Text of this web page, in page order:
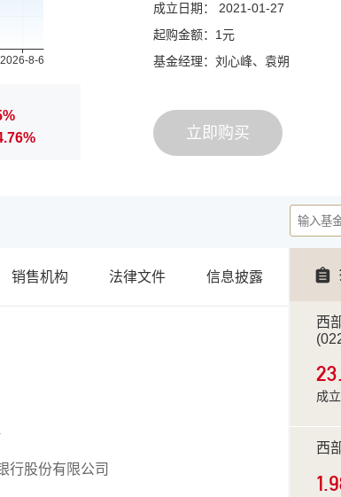
成立日期： 2021-01-27
起购金额：1元
基金经理：刘心峰、袁朔
立即购买
销售机构 法律文件 信息披露
行股份有限公司
西
成
西